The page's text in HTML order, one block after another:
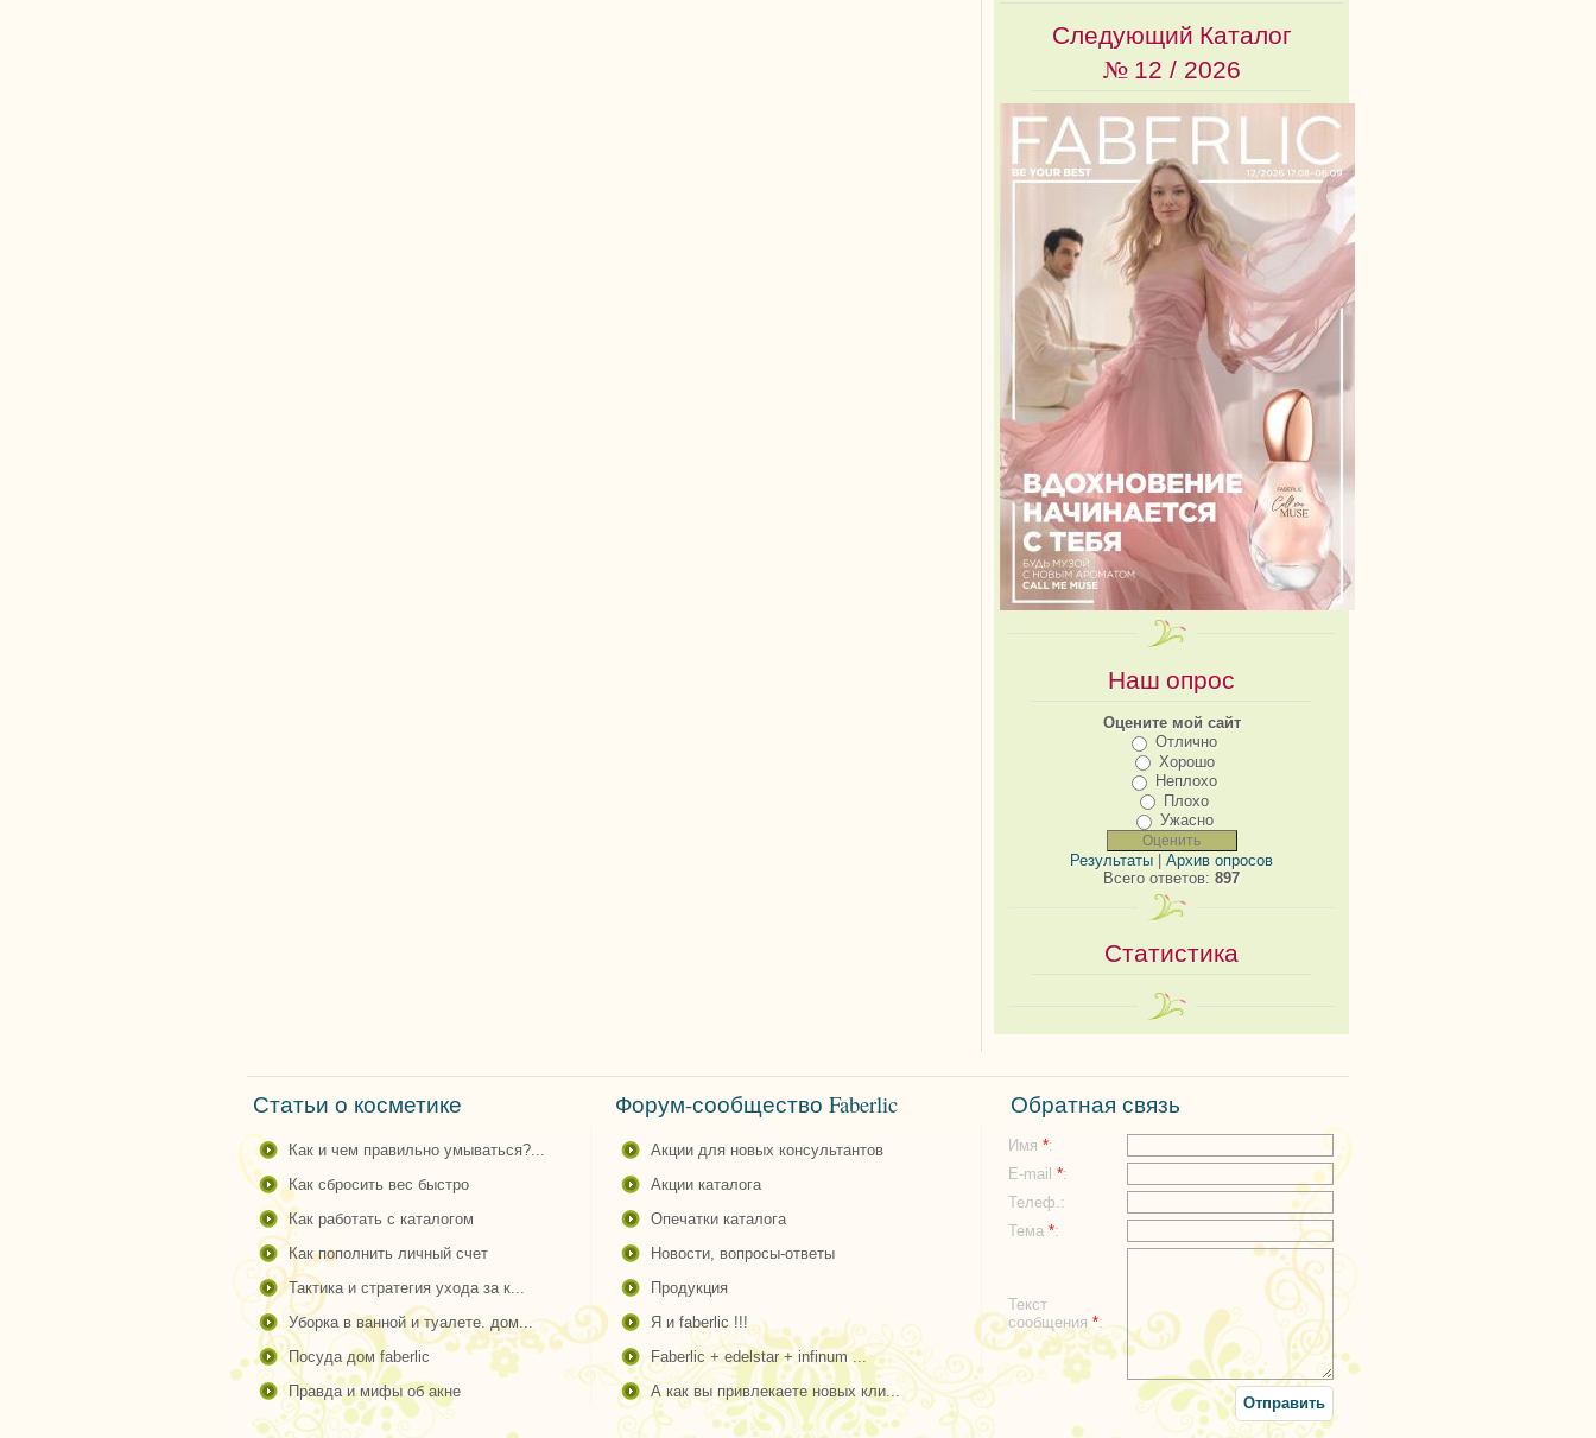
Следующий Каталог
№ 12 / 2026
Наш опрос
Оцените мой сайт
Отлично
Хорошо
Неплохо
Плохо
Ужасно
Результаты | Архив опросов
Всего ответов: 897
Статистика
Статьи о косметике
как и чем правильно умываться?...
как сбросить вес быстро
как работать с каталогом
как пополнить личный счет
тактика и стратегия ухода за к...
уборка в ванной и туалете. дом...
посуда дом faberlic
правда и мифы об акне
Форум-сообщество Faberlic
акции для новых консультантов
акции каталога
опечатки каталога
новости, вопросы-ответы
продукция
я и faberlic !!!
faberlic + edelstar + infinum ...
а как вы привлекаете новых кли...
Обратная связь
Имя *:
E-mail *:
Телеф.:
Тема *:
Текст
сообщения *: